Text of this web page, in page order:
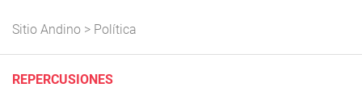
Sitio Andino > Política
REPERCUSIONES